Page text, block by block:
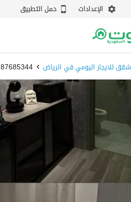
الإعدادات حمل التطبيق
شقق للايجار اليومي في الرياض 87685344 - بيوت